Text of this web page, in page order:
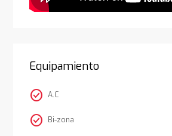
Equipamiento
check_circle A.C
check_circle Bi-zona